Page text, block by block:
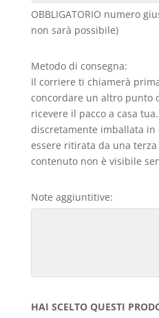
OBBLIGATORIO numero
non sarà possibile)
Metodo di consegna:
Il corriere ti chiamerà
concordare un altro punto
ricevere il pacco a casa
discretamente imballata
essere ritirata da una
contenuto non è visibile
Note aggiuntitive:
HAI SCELTO QUESTI